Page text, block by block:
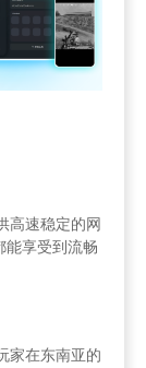
高速稳定的网
能享受到流畅
家在东南亚的